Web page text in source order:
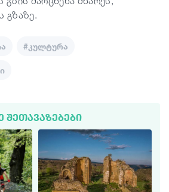
გზაზე.
#კულტურა